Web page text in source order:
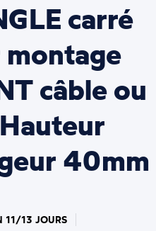
carré
câble ou
40mm
11/13 JOURS